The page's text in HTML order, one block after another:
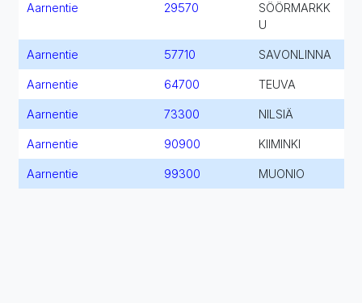
Aarnentie 29570
SÖÖRMARKK
U
Aarnentie 57710 SAVONLINNA
Aarnentie 64700 TEUVA
Aarnentie 73300 NILSIÄ
Aarnentie 90900 KIIMINKI
Aarnentie 99300 MUONIO